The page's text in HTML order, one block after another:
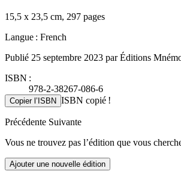
15,5 x 23,5 cm, 297 pages
Langue : French
Publié 25 septembre 2023 par Éditions
ISBN :
978-2-38267-086-6
Copier l’ISBN ISBN copié !
Précédente Suivante
Vous ne trouvez pas l’édition que vous
Ajouter une nouvelle édition